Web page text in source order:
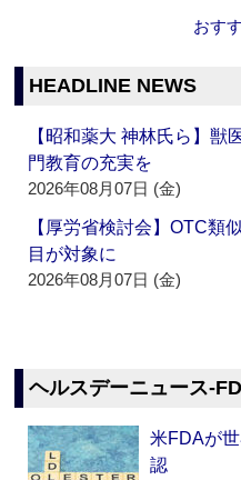
おす
HEADLINE NEWS
【昭和薬大 神林氏ら】獣
門教育の充実を
2026年08月07日 (金)
【厚労省検討会】OTC類
目が対象に
2026年08月07日 (金)
ヘルスデーニュース
米FDAが
認